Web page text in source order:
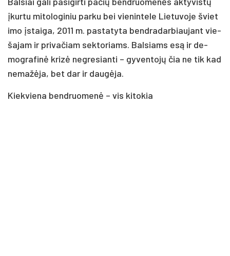
įkur­tu mi­to­lo­gi­niu par­ku bei vie­nin­te­le Lie­tu­vo­je švie­t
i­mo įstai­ga, 2011 m. pa­sta­ty­ta bend­ra­dar­biau­jant vie­
ša­jam ir pri­va­čiam sek­to­riams. Bal­siams esą ir de­
mog­ra­fi­nė kri­zė ne­gre­sian­ti – gy­ven­to­jų čia ne tik kad
ne­ma­žė­ja, bet dar ir dau­gė­ja.
Kiek­vie­na bend­ruo­me­nė – vis ki­to­kia